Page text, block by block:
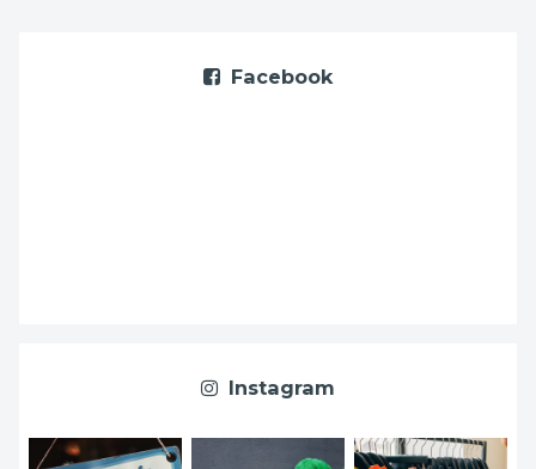
Facebook
Instagram